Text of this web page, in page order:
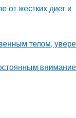
от жестких диет и
телом,